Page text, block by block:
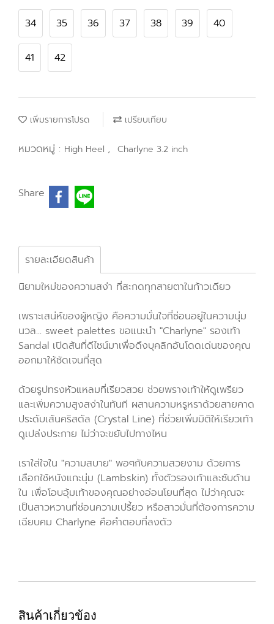
34 35 36 37 38 39 40
41 42
เพิ่มรายการโปรด เปรียบเทียบ
หมวดหมู่ : High Heel , Charlyne 3.2 inch
Share
รายละเอียดสินค้า
นิยามใหม่ของความสง่า ที่สะกดทุกสายตาในก้าวเดียว
เพราะเสน่ห์ของผู้หญิง คือความมั่นใจที่ซ่อนอยู่ในความนุ่ม
นวล... sweet palettes ขอแนะนำ "Charlyne" รองเท้า
Sandal เปิดส้นที่ดีไซน์มาเพื่อดึงบุคลิกอันโดดเด่นของคุณ
ออกมาให้ชัดเจนที่สุด
ด้วยรูปทรงหัวแหลมที่เรียวสวย ช่วยพรางเท้าให้ดูเพรียว
และเพิ่มความสูงสง่าในทันที ผสานความหรูหราด้วยสายคาด
ประดับเส้นคริสตัล (Crystal Line) ที่ช่วยเพิ่มมิติให้เรียวเท้า
ดูเปล่งประกาย ไม่ว่าจะขยับไปทางไหน
เราใส่ใจใน "ความสบาย" พอๆกับความสวยงาม ด้วยการ
เลือกใช้หนังแกะนุ่ม (Lambskin) ทั้งตัวรองเท้าและซับด้าน
ใน เพื่อโอบอุ้มเท้าของคุณอย่างอ่อนโยนที่สุด ไม่ว่าคุณจะ
เป็นสาวหวานที่ซ่อนความเปรี้ยว หรือสาวมั่นที่ต้องการความ
เฉียบคม Charlyne คือคำตอบที่ลงตัว
สินค้าเกี่ยวข้อง